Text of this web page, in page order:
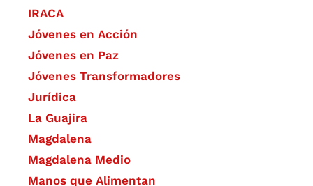
IRACA
Jóvenes en Acción
Jóvenes en Paz
Jóvenes Transformadores
Jurídica
La Guajira
Magdalena
Magdalena Medio
Manos que Alimentan